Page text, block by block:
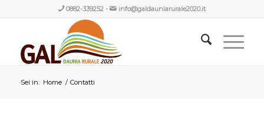
0882-339252- info@galdauniarurale2020.it
Sei in: Home / Contatti